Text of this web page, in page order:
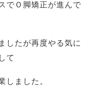
でＯ脚矯正が進んで
したが再度やる気に
て
しました。